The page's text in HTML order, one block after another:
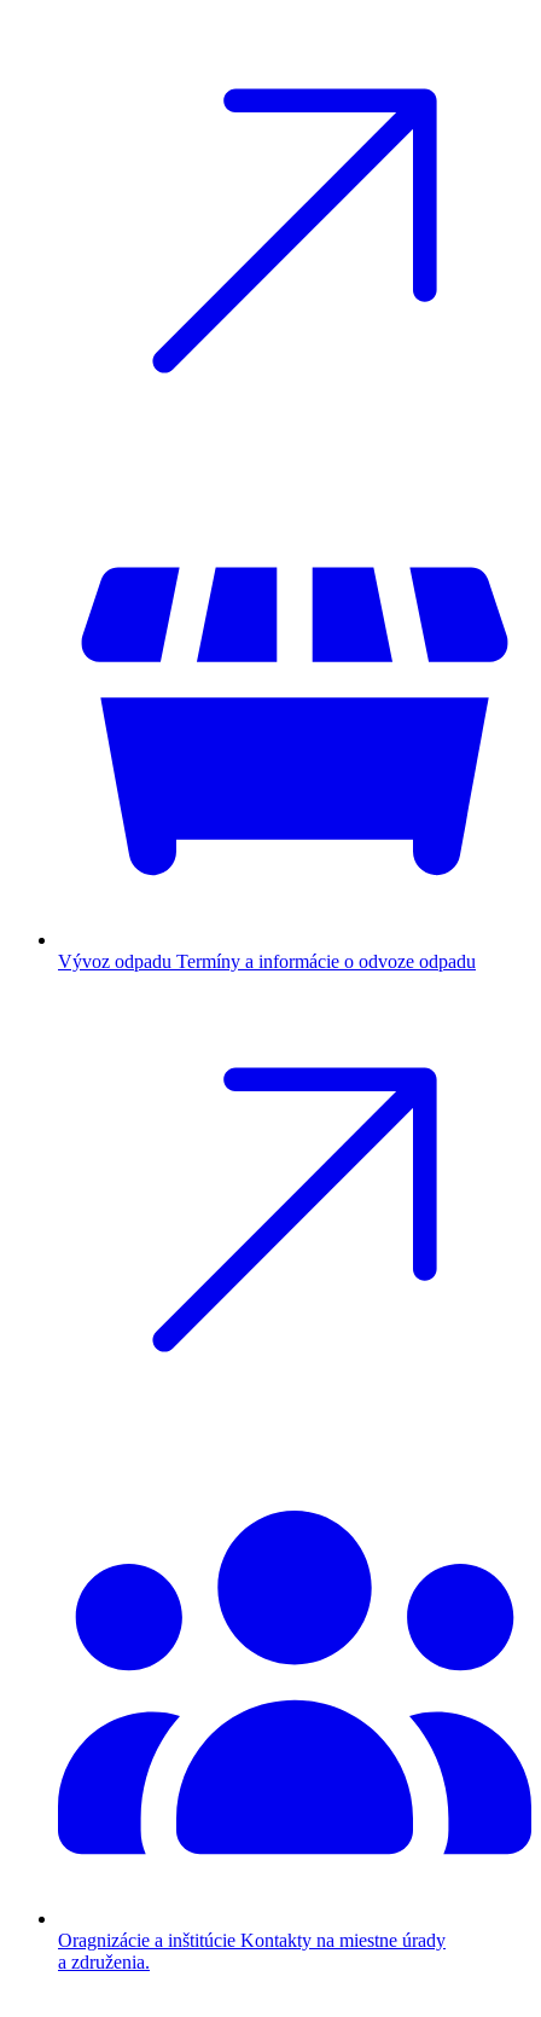
Vývoz odpadu Termíny a informácie o odvoze odpadu
Oragnizácie a inštitúcie Kontakty na miestne úrady
a združenia.